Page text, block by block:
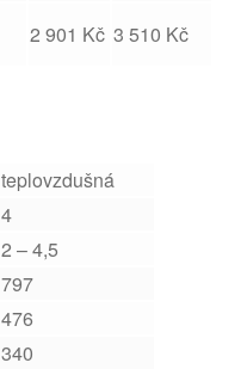
2 901 Kč 3 510 Kč
teplovzdušná
4
2 – 4,5
797
476
340